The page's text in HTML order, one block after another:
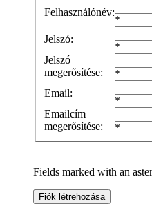
Felhasználónév:
*
Jelszó:
*
Jelszó
megerősítése:
*
Email:
*
Emailcím
megerősítése:
*
Fields marked with an
Fiók létrehozása